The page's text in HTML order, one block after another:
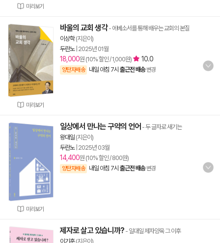
미리보기
미리보기
바울의 교회 생각- 에베소서를 통해 배우는 교회의 본질
이상학(지은이)
두란노| 2025년 01월
18,000원 (10% 할인 / 1,000원) 10.0
양탄자배송 내일 아침 7시 출근전 배송 변경
미리보기
일상에서 만나는 구약의 언어 - 두 글자로 새기는
왕대일 (지은이)
두란노| 2025년 03월
14,400원 (10% 할인 / 800원)
양탄자배송 내일 아침 7시 출근전 배송 변경
제자로 살고 있습니까? - 일대일 제자양육 그 이후
이기훈(지은이)